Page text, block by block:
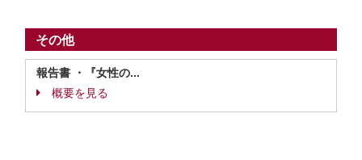
その他
報告書 ・『女性の...
概要を見る